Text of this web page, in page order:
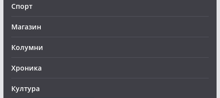
Спорт
Магазин
Колумни
Хроника
Култура